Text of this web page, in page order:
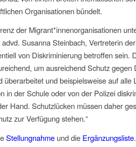
Organisationen bündelt.
der Migrant*innenorganisationen
Susanna Steinbach, Vertreterin
von Diskriminierung betroffen sein.
um ausreichend Schutz
überarbeitet und beispielsweise auf
in der Schule oder von der Polizei
Hand. Schutzlücken müssen daher
zur Verfügung stehen.“
Stellungnahme und die Ergänzungsliste.